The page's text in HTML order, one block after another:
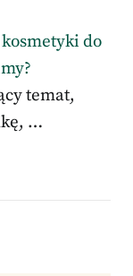
do
temat,
…